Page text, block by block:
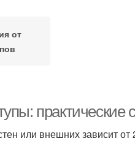
от
практические
или внешних зависит